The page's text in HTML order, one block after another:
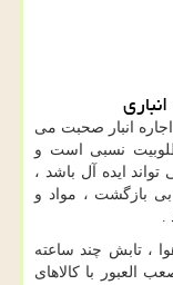
انبار صحبت می
نسبی است و
ایده آل باشد ،
بازگشت ، مواد و
.
، تابش چند ساعته
با کالاهای